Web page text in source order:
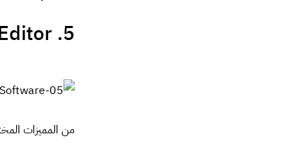
5.
من المميزات